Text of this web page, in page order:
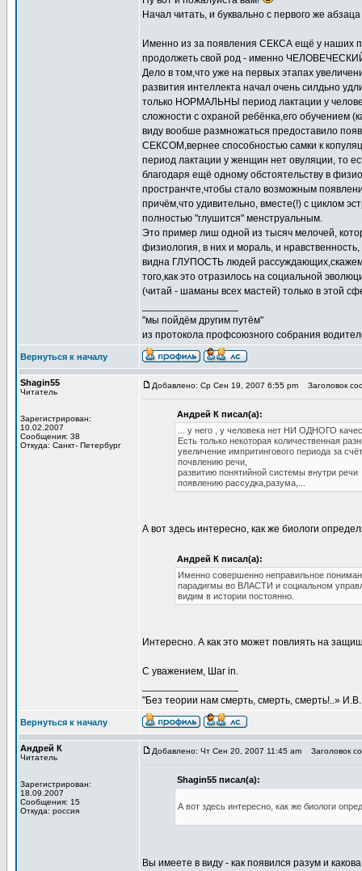
Начал читать, и буквально с первого же
Именно из за появления СЕКСА ещё у наших
продолжеть свой род - именно
Дело в том,что уже на первых этапах
развития интеллекта начал очень силдьно
только НОРМАЛЬНЫ период лактации у
сложности с охраной ребёнка,его обучением
виду вообше размножаться предоставило
СЕКСОМ,вернее способностью самки к
период лактации у женщин нет овуляции, то
благодаря ещё одному обстоятельству в
пространчте,чтобы стало возможным
причём,что удивительно, вместе(!) с циклом
полностью "глушится" менструальным.
Это пример лиш одной из тысяч мелочей,
физиология, в них и мораль, и
видна ГЛУПОСТЬ людей
того,как это отразилось на социальной
(читай - шаманы всех мастей) только в этой
"мы пойдём другим путём"
из протокола профсоюзного собрания
Вернуться к началу
Shagin55
Читатель
Зарегистрирован:
10.02.2007
Сообщения: 38
Откуда: Санкт- Петербург
Добавлено: Ср Сен 19, 2007 6:55 pm Заголовок
Андрей К писал(а):
... у него , у человека нет НИ ОДНОГО
Есть только некоторая количественная
увеличение импритингового периода за
почвлению речи,
развитию понятийной системы внутри речи
появлению рассудка,разума,...
А вот здесь интересно, как же биологи
Андрей К писал(а):
Именно совершенно неправильное
парадигмы во ВЛАСТИ и социальном
видим в истории постоянно.
Интересно. А как это может повлиять на
С уважением, Шаг in.
"Без теории нам смерть, смерть, смерть!..»
Вернуться к началу
Андрей К
Читатель
Зарегистрирован:
18.09.2007
Сообщения: 15
Откуда: россия
Добавлено: Чт Сен 20, 2007 11:45 am Заголовок
Shagin55 писал(а):
А вот здесь интересно, как же биологи
Вы имеете в виду - как появился разум и